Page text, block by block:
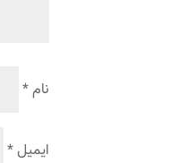
نام*
ایمیل*